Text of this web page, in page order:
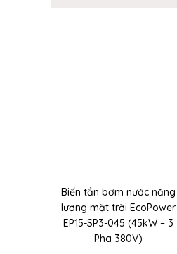
Biến tần bơm nước năng
lượng mặt trời EcoPower
EP15-SP3-045 (45kW – 3
Pha 380V)